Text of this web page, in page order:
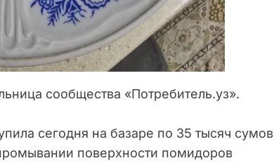
сообщества «Потребитель.уз».
сегодня на базаре по 35 тысяч сумов
поверхности помидоров